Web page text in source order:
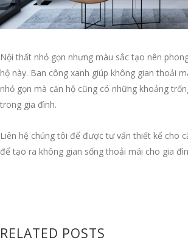
Nội thất nhỏ gọn nhưng màu sắc tạo nên
hộ này. Ban công xanh giúp không gian thoải
nhỏ gọn mà căn hộ cũng có những khoảng
trong gia đình.
Liên hệ chúng tôi để được tư vấn thiết kế cho
để tạo ra không gian sống thoải mái cho gia
RELATED POSTS